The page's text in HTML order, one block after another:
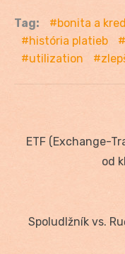
Tag: bonita a
história platieb
utilization
Navigácia
Previous
ETF (Exchange-
od
Next
Spoludlžník vs.